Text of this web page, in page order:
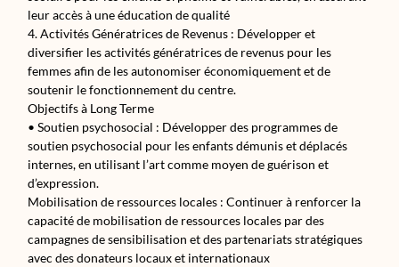
leur accès à une éducation de qualité
4. Activités Génératrices de Revenus : Développer et
diversifier les activités génératrices de revenus pour les
femmes afin de les autonomiser économiquement et de
soutenir le fonctionnement du centre.
Objectifs à Long Terme
• Soutien psychosocial : Développer des programmes de
soutien psychosocial pour les enfants démunis et déplacés
internes, en utilisant l’art comme moyen de guérison et
d’expression.
Mobilisation de ressources locales : Continuer à renforcer la
capacité de mobilisation de ressources locales par des
campagnes de sensibilisation et des partenariats stratégiques
avec des donateurs locaux et internationaux